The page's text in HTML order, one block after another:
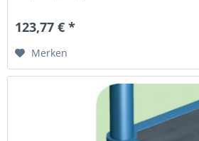
123,77 € *
Merken